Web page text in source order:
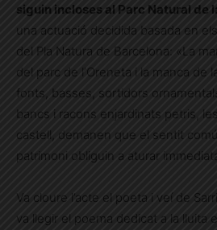
siguin incloses al Parc Natural de
una actuació decidida basada en
del Pla Natura de Barcelona: «La
del parc de l’Oreneta i la manca de
fonts, basses, sortidors
bancs i racons enjardinats petris,
castell, demanen que el sentit
patrimoni obliguin a aturar
Va cloure l’acte el poeta i veí de
va llegir el poema dedicat a la lluita